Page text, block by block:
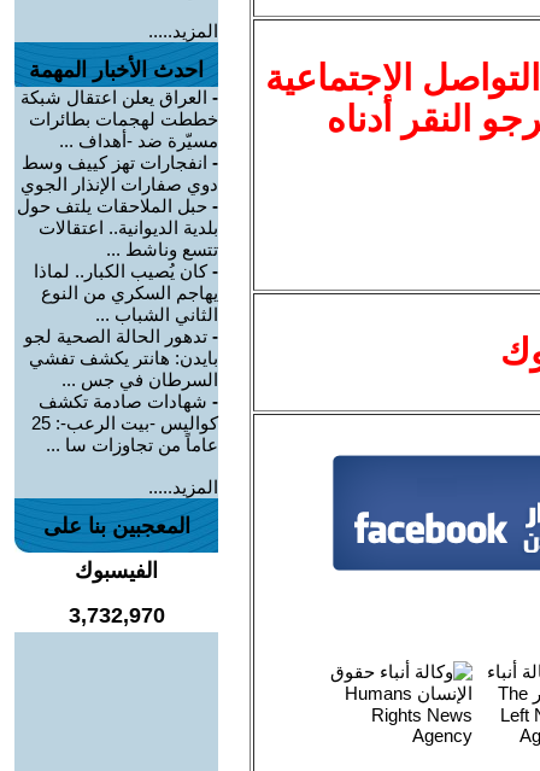
الاجتماعية
النقر أدناه
المزيد.....
احدث الأخبار المهمة
- العراق يعلن اعتقال شبكة
خططت لهجمات بطائرات
مسيّرة ضد -أهداف ...
- انفجارات تهز كييف وسط
دوي صفارات الإنذار الجوي
- حبل الملاحقات يلتف حول
بلدية الديوانية.. اعتقالات
تتسع وناشط ...
-كان يُصيب الكبار.. لماذا
يهاجم السكري من النوع
الثاني الشباب ...
- تدهور الحالة الصحية لجو
بايدن: هانتر يكشف تفشي
السرطان في جس ...
- شهادات صادمة تكشف
كواليس -بيت الرعب-: 25
عاماً من تجاوزات سا ...
المزيد.....
المعجبين بنا على
الفيسبوك
3,732,970